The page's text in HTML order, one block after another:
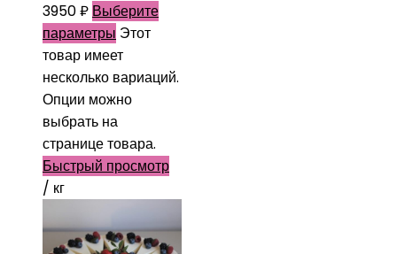
3950₽ Выберите
параметры Этот
товар имеет
несколько вариаций.
Опции можно
выбрать на
странице товара.
Быстрый просмотр
/ кг